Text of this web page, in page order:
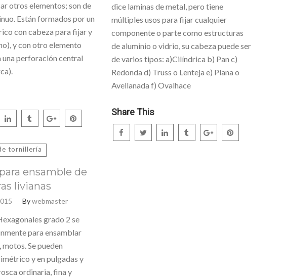
otros elementos; son de
Están formados por un
con cabeza para fijar y
y con otro elemento
perforación central
dice laminas de metal, pero tiene
múltiples usos para fijar cualquier
componente o parte como estructuras
de aluminio o vidrio, su cabeza puede ser
de varios tipos: a)Cilíndrica b) Pan c)
Redonda d) Truss o Lenteja e) Plana o
Avellanada f) Ovalhace
Share This
tornillería
ensamble de
livianas
Bywebmaster
grado 2 se
para ensamblar
Se pueden
y en pulgadas y
ordinaria, fina y